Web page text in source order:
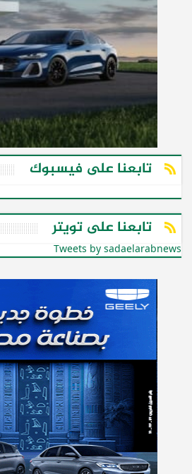
تابعنا على فيسبوك
تابعنا على تويتر
Tweets by sadaelarabnews